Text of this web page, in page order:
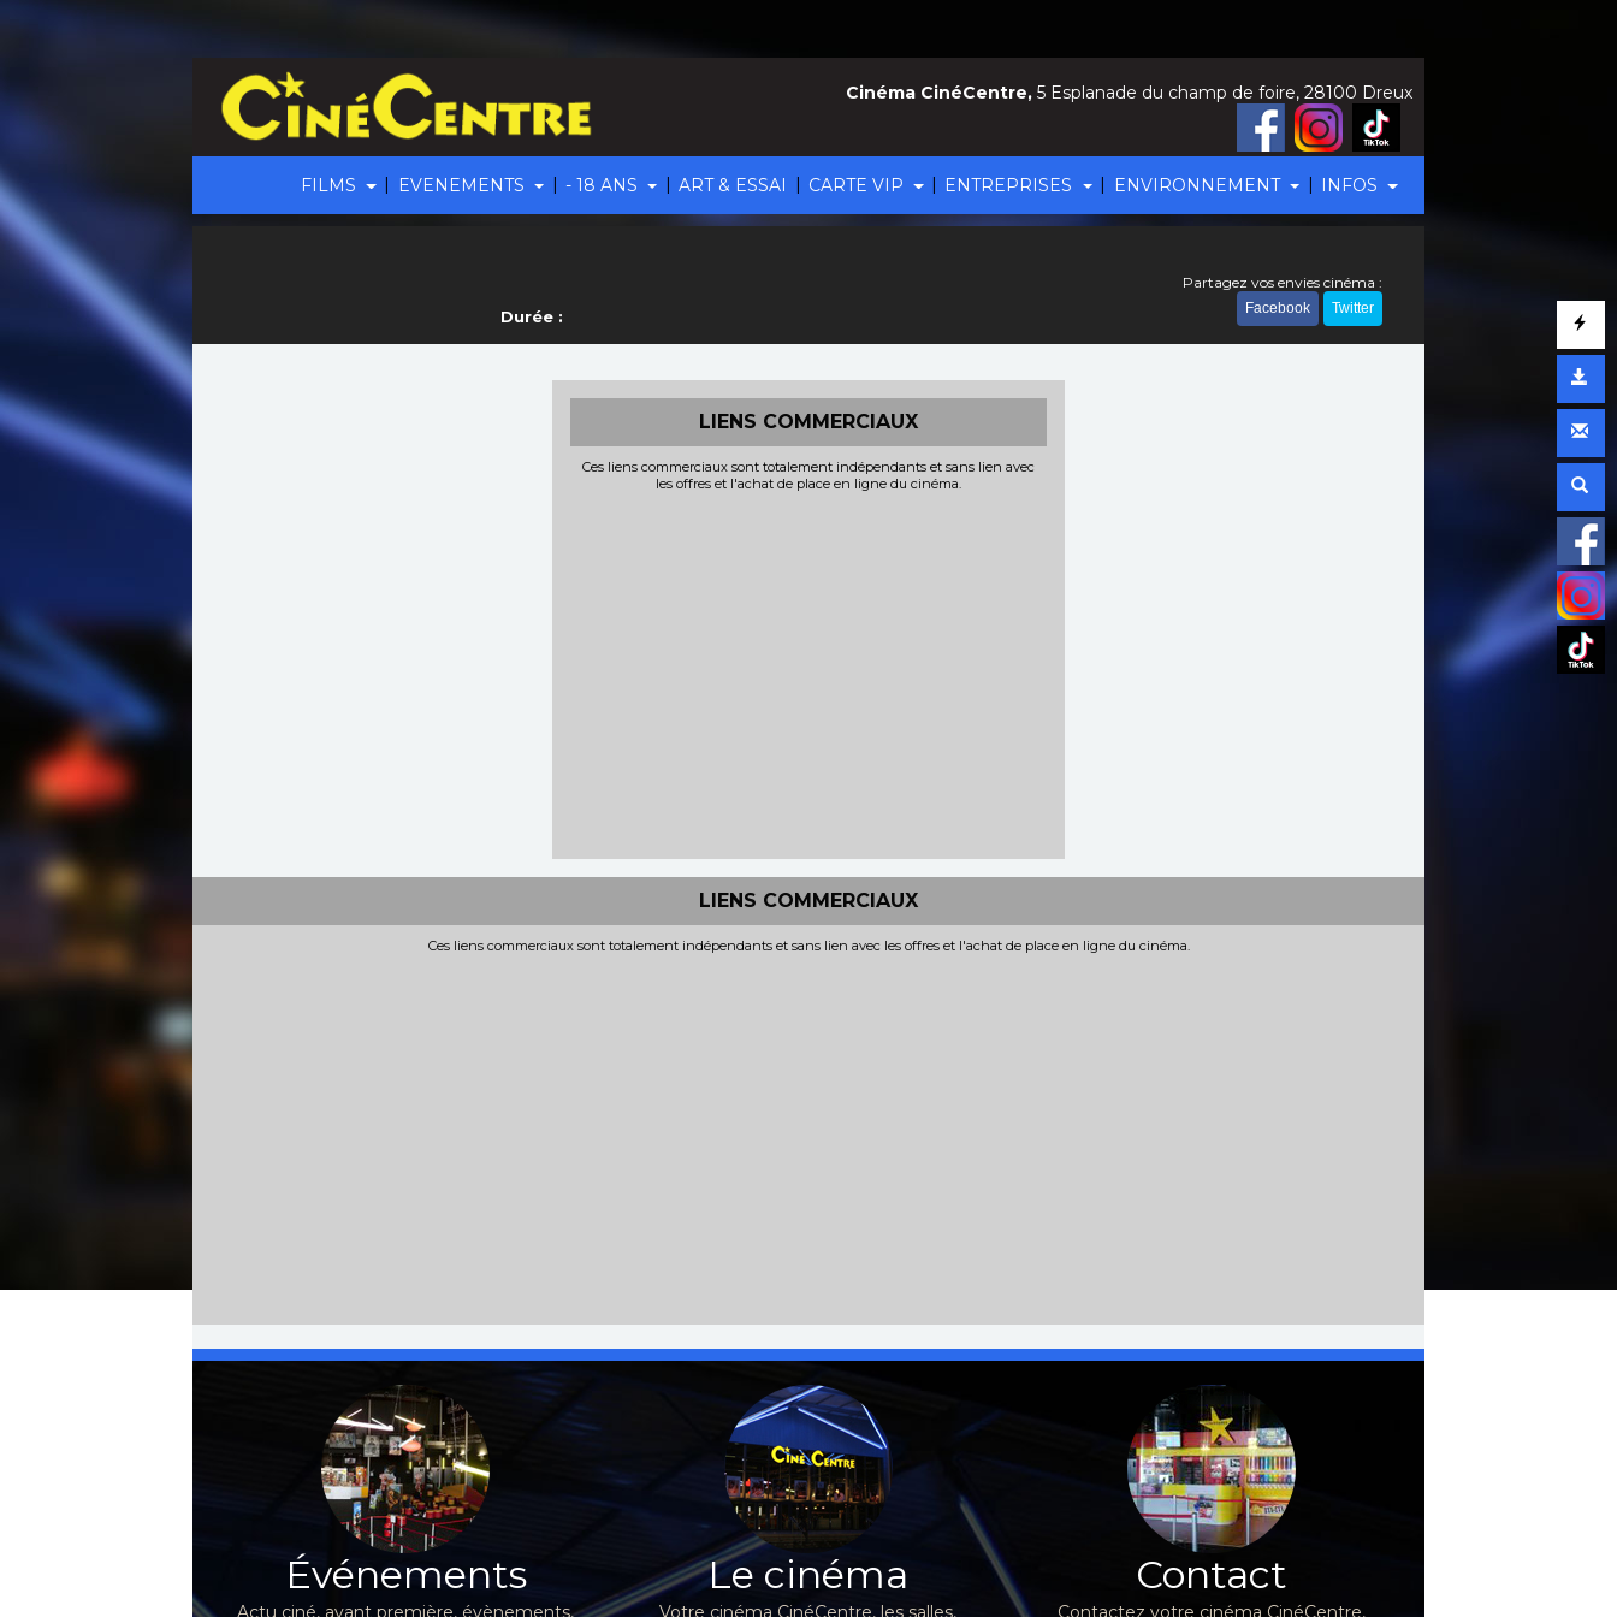
FILMS | EVENEMENTS | - 18 ANS | ART & ESSAI | CARTE VIP | ENTREPRISES | ENVIRONNEMENT | INFOS
Cinéma CinéCentre, 5 Esplanade du champ de foire, 28100 Dreux
Durée :
Partagez vos envies cinéma :
Facebook Twitter
LIENS COMMERCIAUX
Ces liens commerciaux sont totalement indépendants et sans lien avec
les offres et l'achat de place en ligne du cinéma.
LIENS COMMERCIAUX
Ces liens commerciaux sont totalement indépendants et sans lien avec les offres et l'achat de place en ligne du cinéma.
Événements
Actu ciné, avant première, évènements,
Le cinéma
Votre cinéma CinéCentre, les salles,
Contact
Contactez votre cinéma CinéCentre,